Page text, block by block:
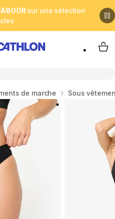
sur une sélection
My
de marche Sous